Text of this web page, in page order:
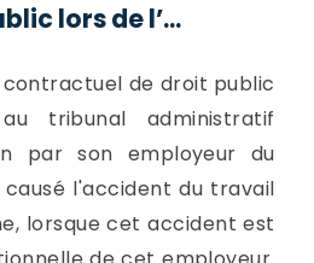
lors de l’...
contractuel de droit public
tribunal administratif
par son employeur du
l'accident du travail
lorsque cet accident est